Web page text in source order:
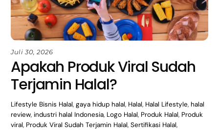
Juli 30, 2026
Apakah Produk Viral Sudah
Terjamin Halal?
Lifestyle Bisnis Halal,gaya hidup halal, Halal, Halal Lifestyle, halal
review, industri halal Indonesia, Logo Halal, Produk Halal, Produk
viral, Produk Viral Sudah Terjamin Halal,Sertifikasi Halal,